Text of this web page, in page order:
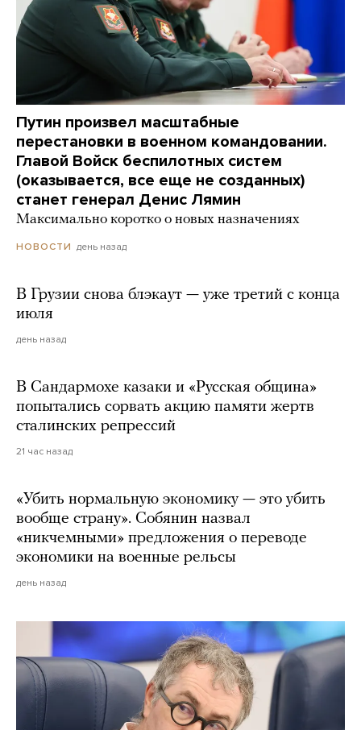
Путин произвел масштабные
перестановки в военном командовании.
Главой Войск беспилотных систем
(оказывается, все еще не созданных)
станет генерал Денис Лямин
Максимально коротко о новых назначениях
НОВОСТИ день назад
В Грузии снова блэкаут — уже третий с конца
июля
день назад
В Сандармохе казаки и «Русская община»
попытались сорвать акцию памяти жертв
сталинских репрессий
21 час назад
«Убить нормальную экономику — это убить
вообще страну». Собянин назвал
«никчемными» предложения о переводе
экономики на военные рельсы
день назад